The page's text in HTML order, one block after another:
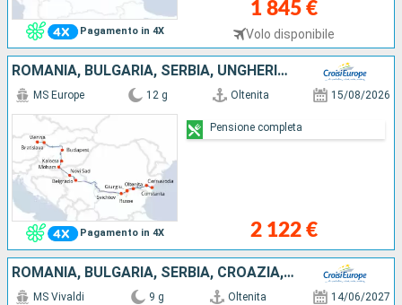
Pagamento in 4X
1 845 €
Volo disponibile
ROMANIA, BULGARIA, SERBIA, UNGHERIA, SLOVACCHIA, AUSTRIA
Pagamento in 4X
MS Europe 12 g Oltenita 15/08/2026
2 122 €
Pensione completa
ROMANIA, BULGARIA, SERBIA, CROAZIA, UNGHERIA
MS Vivaldi 9 g Oltenita 14/06/2027